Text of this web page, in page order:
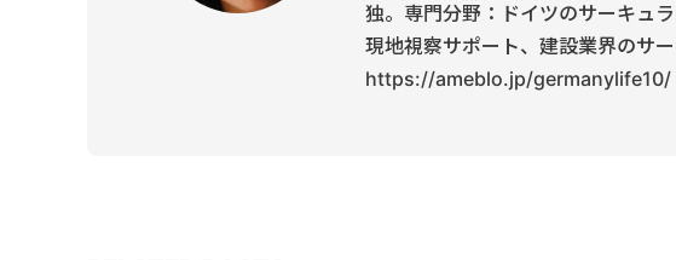
独。専門分野：ドイツのサーキュ
現地視察サポート、建設業界のサ
https://ameblo.jp/germanylife10/